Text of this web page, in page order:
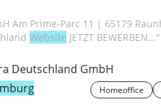
Am Prime-Parc 11 | 65179
Website JETZT BEWERBEN..."
Deutschland GmbH
Homeoffice